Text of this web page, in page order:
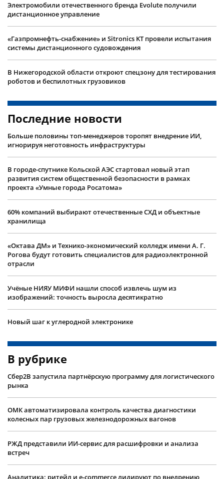
Электромобили отечественного бренда Evolute получили
дистанционное управление
«Газпромнефть-снабжение» и Sitronics KT провели испытания
системы дистанционного судовождения
В Нижегородской области откроют спецзону для тестирования
роботов и беспилотных грузовиков
Последние новости
Больше половины топ-менеджеров торопят внедрение ИИ,
игнорируя неготовность инфраструктуры
В городе-спутнике Кольской АЭС стартовал новый этап
развития систем общественной безопасности в рамках
проекта «Умные города Росатома»
60% компаний выбирают отечественные СХД и объектные
хранилища
«Октава ДМ» и Технико-экономический колледж имени А. Г.
Рогова будут готовить специалистов для радиоэлектронной
отрасли
Учëные НИЯУ МИФИ нашли способ извлечь шум из
изображений: точность выросла десятикратно
Новый шаг к углеродной электронике
В рубрике
Сбер2B запустила партнёрскую программу для логистического
рынка
ОМК автоматизировала контроль качества диагностики
колесных пар грузовых железнодорожных вагонов
РЖД представили ИИ-сервис для расшифровки и анализа
встреч
Аналитика: ритейл и e-commerce лидируют по внедрению